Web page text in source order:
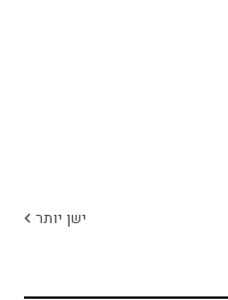
ישן יותר